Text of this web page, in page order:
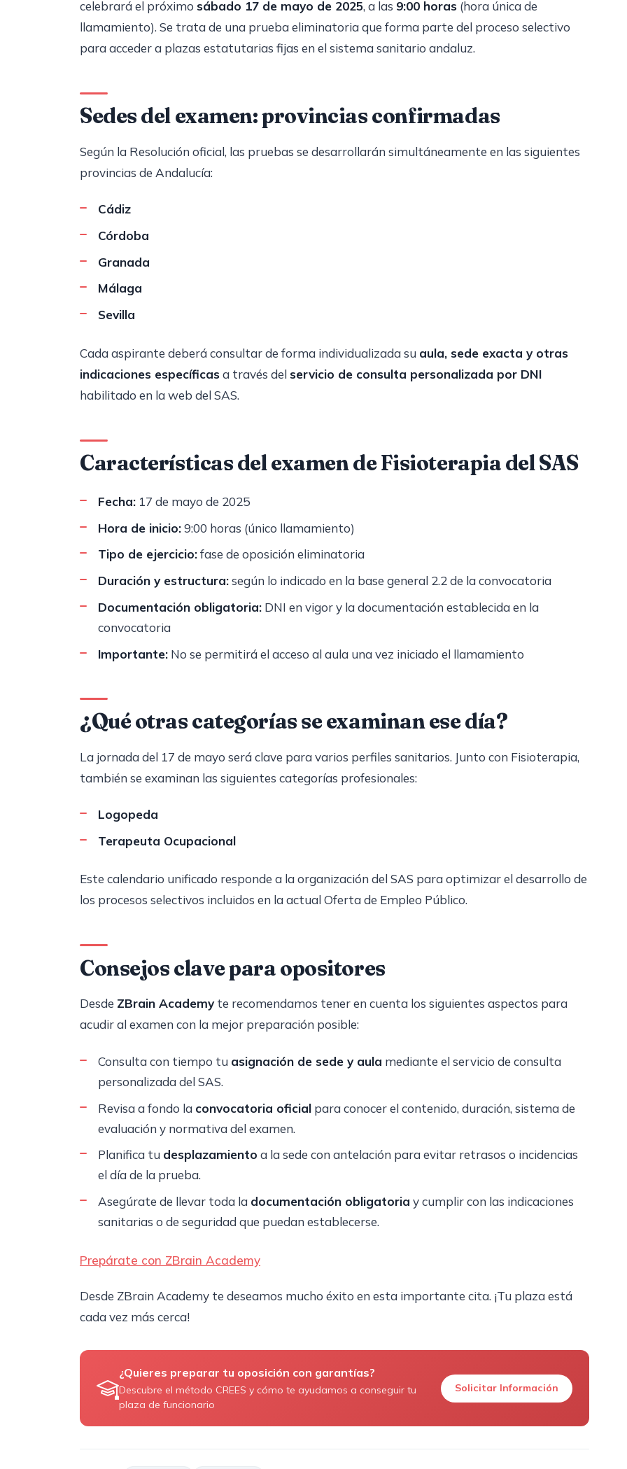
celebrará el próximo sábado 17 de mayo de 2025, a las 9:00 horas (hora única de
llamamiento). Se trata de una prueba eliminatoria que forma parte del proceso selectivo
para acceder a plazas estatutarias fijas en el sistema sanitario andaluz.
Sedes del examen: provincias confirmadas
Según la Resolución oficial, las pruebas se desarrollarán simultáneamente en las siguientes
provincias de Andalucía:
Cádiz
Córdoba
Granada
Málaga
Sevilla
Cada aspirante deberá consultar de forma individualizada su aula, sede exacta y otras
indicaciones específicasa través del servicio de consulta personalizada por DNI
habilitado en la web del SAS.
Características del examen de Fisioterapia del SAS
Fecha: 17 de mayo de 2025
Hora de inicio:9:00 horas (único llamamiento)
Tipo de ejercicio:fase de oposición eliminatoria
Duración y estructura:según lo indicado en la base general 2.2 de la convocatoria
Documentación obligatoria: DNI en vigor y la documentación establecida en la
convocatoria
Importante: No se permitirá el acceso al aula una vez iniciado el llamamiento
¿Qué otras categorías se examinan ese día?
La jornada del 17 de mayo será clave para varios perfiles sanitarios. Junto con Fisioterapia,
también se examinan las siguientes categorías profesionales:
Logopeda
Terapeuta Ocupacional
Este calendario unificado responde a la organización del SAS para optimizar el desarrollo de
los procesos selectivos incluidos en la actual Oferta de Empleo Público.
Consejos clave para opositores
Desde ZBrain Academyte recomendamos tener en cuenta los siguientes aspectos para
acudir al examen con la mejor preparación posible:
Consulta con tiempo tu asignación de sede y aula mediante el servicio de consulta
personalizada del SAS.
Revisa a fondo la convocatoria oficial para conocer el contenido, duración, sistema de
evaluación y normativa del examen.
Planifica tu desplazamiento a la sede con antelación para evitar retrasos o incidencias
el día de la prueba.
Asegúrate de llevar toda la documentación obligatoria y cumplir con las indicaciones
sanitarias o de seguridad que puedan establecerse.
Prepárate con ZBrain Academy
Desde ZBrain Academy te deseamos mucho éxito en esta importante cita. ¡Tu plaza está
cada vez más cerca!
¿Quieres preparar tu oposición con garantías?
Descubre el método CREES y cómo te ayudamos a conseguir tu
plaza de funcionario
Solicitar Información